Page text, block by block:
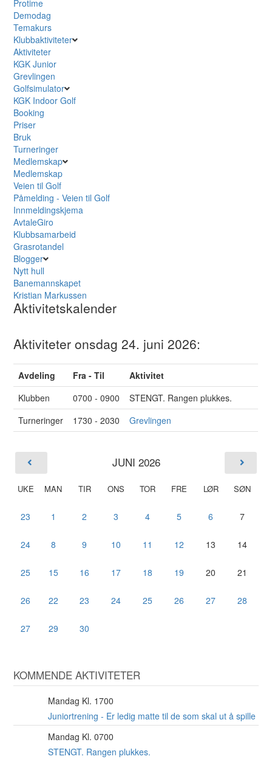
Protime
Demodag
Temakurs
Klubbaktiviteter
Aktiviteter
KGK Junior
Grevlingen
Golfsimulator
KGK Indoor Golf
Booking
Priser
Bruk
Turneringer
Medlemskap
Medlemskap
Veien til Golf
Påmelding - Veien til Golf
Innmeldingskjema
AvtaleGiro
Klubbsamarbeid
Grasrotandel
Blogger
Nytt hull
Banemannskapet
Kristian Markussen
Aktivitetskalender
Aktiviteter onsdag 24. juni 2026:
Avdeling Fra - Til
Aktivitet
Klubben
0700 - 0900
STENGT. Rangen plukkes.
Turneringer
1730 - 2030 Grevlingen
JUNI 2026
UKE MAN TIR ONS TOR FRE LØR SØN
23 1 2 3 4 5 6 7
24 8 9 10 11 12 13 14
25 15 16 17 18 19 20 21
26 22 23 24 25 26 27 28
27 29 30
KOMMENDE AKTIVITETER
Mandag Kl. 1700
Juniortrening - Er ledig matte til de som skal ut å spille
Mandag Kl. 0700
STENGT. Rangen plukkes.